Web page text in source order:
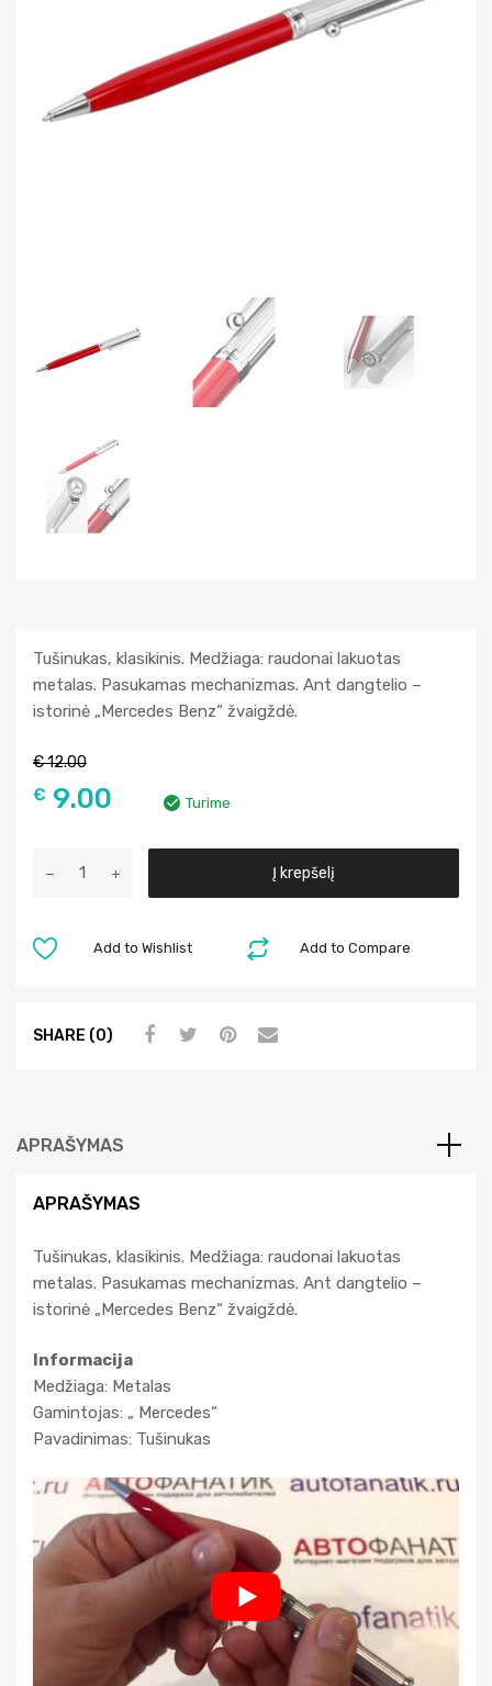
Tušinukas, klasikinis. Medžiaga: raudonai lakuotas
metalas. Pasukamas mechanizmas. Ant dangtelio –
istorinė „Mercedes Benz“ žvaigždė.
€12.00
€ 9.00 Turime
Į krepšelį
:
Add to Compare
Add to Wishlist
SHARE (0)
APRAŠYMAS
APRAŠYMAS
Tušinukas, klasikinis. Medžiaga: raudonai lakuotas
metalas. Pasukamas mechanizmas. Ant dangtelio –
istorinė „Mercedes Benz“ žvaigždė.
Informacija
Medžiaga: Metalas
Gamintojas: „ Mercedes“
Pavadinimas: Tušinukas